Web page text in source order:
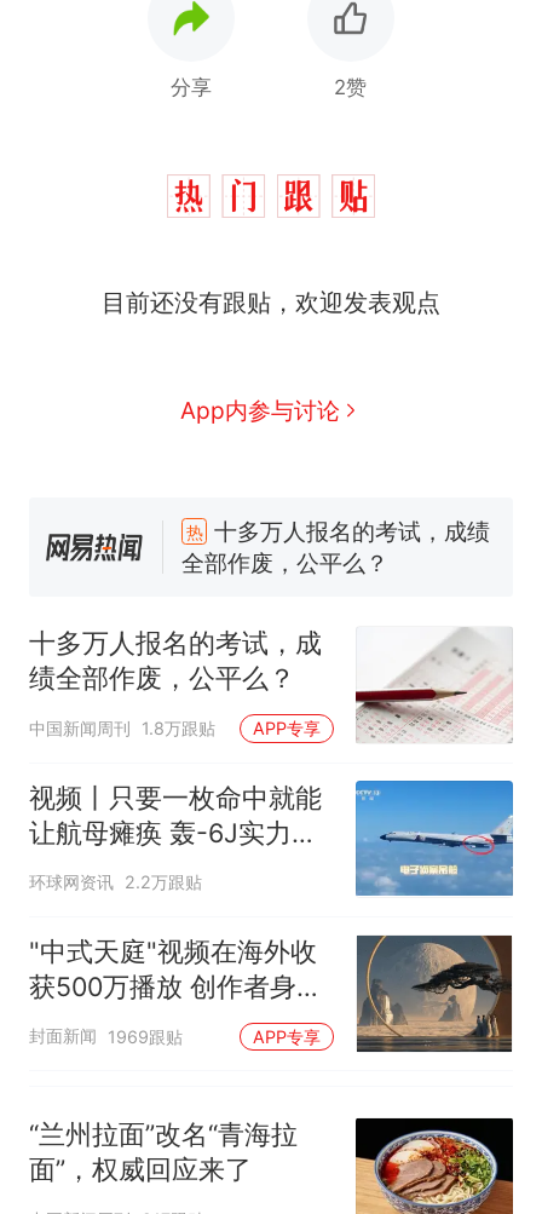
分享 2赞
目前还没有跟贴，欢迎发表观点
App内参与讨论
新 全球唯一没有法定首都的国
家，刚改国名，总统就邀请中
线一圈，还曾两次到中国寻根
5060元才肯搬上楼！女子傻眼
了……
视频丨只要一枚命中就能让航
母瘫痪 轰-6J实力有多强？
空调24小时开着反而更省电？
5万的小车卖不动，40万以上
的抢着买
十多万人报名的考试，成绩
全部作废，公平么？
十多万人报名的考试，成
绩全部作废，公平么？
中国新闻周刊 1.8万跟贴 APP专享
视频丨只要一枚命中就能
让航母瘫痪 轰-6J实力有
多强？
环球网资讯 2.2万跟贴
"中式天庭"视频在海外收
获500万播放 创作者身份
披露
封面新闻 1969跟贴 APP专享
“兰州拉面”改名“青海拉
面”，权威回应来了